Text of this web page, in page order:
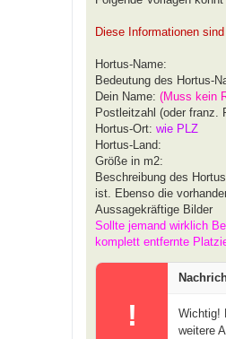
Diese Informationen
Hortus-Name:
Bedeutung des Hortus-
Dein Name: (Muss kein
Postleitzahl (oder franz.
Hortus-Ort: wie PLZ
Hortus-Land:
Größe in m2:
Beschreibung des
ist. Ebenso die
Aussagekräftige Bilder
Sollte jemand wirklich
komplett entfernte
!
Wichtig!
weitere